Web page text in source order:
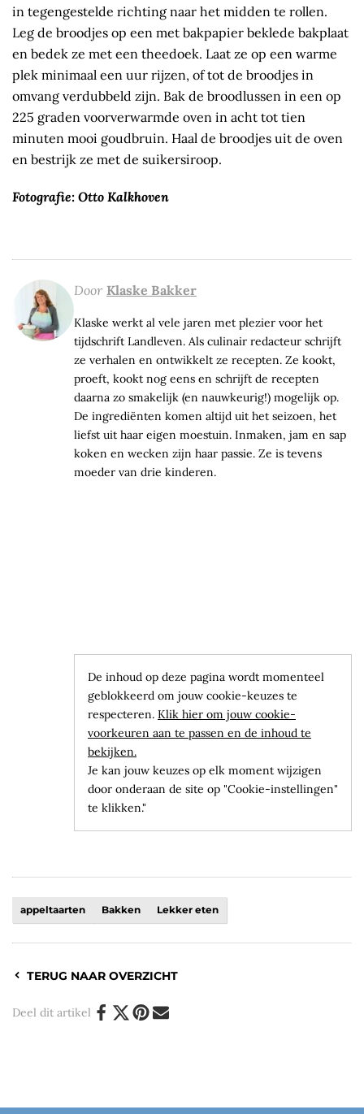
in tegengestelde richting naar het midden te rollen.
Leg de broodjes op een met bak­papier beklede bakplaat
en bedek ze met een theedoek. Laat ze op een warme
plek minimaal een uur rijzen, of tot de broodjes in
omvang verdubbeld zijn. Bak de broodlussen in een op
225 graden voorverwarmde oven in acht tot tien
minuten mooi goudbruin. Haal de broodjes uit de oven
en bestrijk ze met de suikersiroop.
Fotografie: Otto Kalkhoven
Door Klaske Bakker
Klaske werkt al vele jaren met plezier voor het
tijdschrift Landleven. Als culinair redacteur schrijft
ze verhalen en ontwikkelt ze recepten. Ze kookt,
proeft, kookt nog eens en schrijft de recepten
daarna zo smakelijk (en nauwkeurig!) mogelijk op.
De ingrediënten komen altijd uit het seizoen, het
liefst uit haar eigen moestuin. Inmaken, jam en sap
koken en wecken zijn haar passie. Ze is tevens
moeder van drie kinderen.
De inhoud op deze pagina wordt momenteel
geblokkeerd om jouw cookie-keuzes te
respecteren. Klik hier om jouw cookie-
voorkeuren aan te passen en de inhoud te
bekijken.
Je kan jouw keuzes op elk moment wijzigen
door onderaan de site op "Cookie-instellingen"
te klikken."
appeltaarten Bakken Lekker eten
TERUG NAAR OVERZICHT
Deel dit artikel